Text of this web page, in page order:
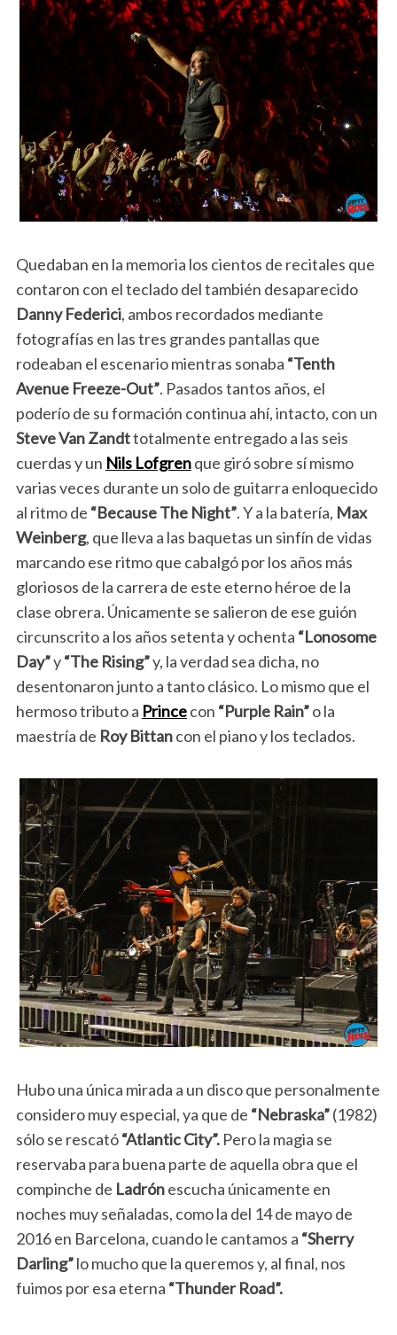
Quedaban en la memoria los cientos de recitales que
contaron con el teclado del también desaparecido
Danny Federici, ambos recordados mediante
fotografías en las tres grandes pantallas que
rodeaban el escenario mientras sonaba “Tenth
Avenue Freeze-Out”. Pasados tantos años, el
poderío de su formación continua ahí, intacto, con un
Steve Van Zandttotalmente entregado a las seis
cuerdas y un Nils Lofgrenque giró sobre sí mismo
varias veces durante un solo de guitarra enloquecido
al ritmo de “Because The Night”. Y a la batería, Max
Weinberg, que lleva a las baquetas un sinfín de vidas
marcando ese ritmo que cabalgó por los años más
gloriosos de la carrera de este eterno héroe de la
clase obrera. Únicamente se salieron de ese guión
circunscrito a los años setenta y ochenta “Lonosome
Day”y“The Rising”y, la verdad sea dicha, no
desentonaron junto a tanto clásico. Lo mismo que el
hermoso tributo a Princecon “Purple Rain”o la
maestría de Roy Bittancon el piano y los teclados.
Hubo una única mirada a un disco que personalmente
considero muy especial, ya que de “Nebraska”(1982)
sólo se rescató“Atlantic City”. Pero la magia se
reservaba para buena parte de aquella obra que el
compinche de Ladrónescucha únicamente en
noches muy señaladas, como la del 14 de mayo de
2016 en Barcelona, cuando le cantamos a “Sherry
Darling”lo mucho que la queremos y, al final, nos
fuimos por esa eterna “Thunder Road”.